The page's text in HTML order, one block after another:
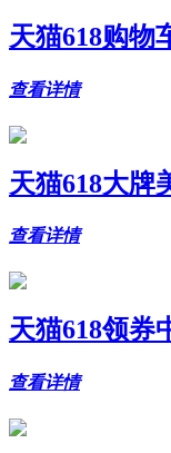
天猫618购物
查看详情
天猫618大牌
查看详情
天猫618领券
查看详情